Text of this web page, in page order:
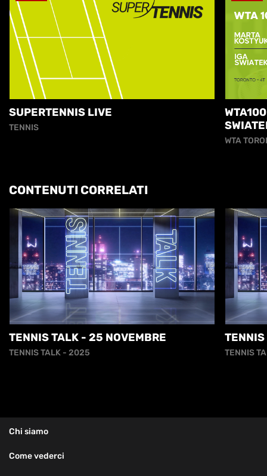
SUPERTENNIS LIVE
TENNIS
WTA
CONTENUTI CORRELATI
TENNIS TALK - 25 NOVEMBRE
TENNIS TALK - 2025 TENNIS
Chi siamo
Come vederci